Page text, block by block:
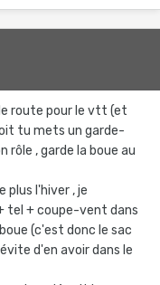
route pour le vtt (et
tu mets un garde-
rôle , garde la boue au
plus l'hiver , je
tel + coupe-vent dans
(c'est donc le sac
d'en avoir dans le